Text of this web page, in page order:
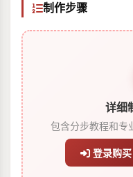
制作步骤
详细
包含分步教程和专
登录购买